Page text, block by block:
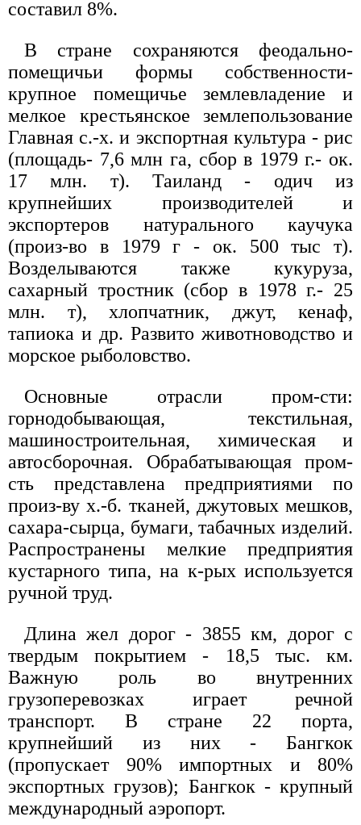
составил 8%.
В стране сохраняются феодально-
помещичьи формы собственности-
крупное помещичье землевладение и
мелкое крестьянское землепользование
Главная с.-х. и экспортная культура - рис
(площадь- 7,6 млн га, сбор в 1979 г.- ок.
17 млн. т). Таиланд - одич из
крупнейших производителей и
экспортеров натурального каучука
(произ-во в 1979 г - ок. 500 тыс т).
Возделываются также кукуруза,
сахарный тростник (сбор в 1978 г.- 25
млн. т), хлопчатник, джут, кенаф,
тапиока и др. Развито животноводство и
морское рыболовство.
Основные отрасли пром-сти:
горнодобывающая, текстильная,
машиностроительная, химическая и
автосборочная. Обрабатывающая пром-
сть представлена предприятиями по
произ-ву х.-б. тканей, джутовых мешков,
сахара-сырца, бумаги, табачных изделий.
Распространены мелкие предприятия
кустарного типа, на к-рых используется
ручной труд.
Длина жел дорог - 3855 км, дорог с
твердым покрытием - 18,5 тыс. км.
Важную роль во внутренних
грузоперевозках играет речной
транспорт. В стране 22 порта,
крупнейший из них - Бангкок
(пропускает 90% импортных и 80%
экспортных грузов); Бангкок - крупный
международный аэропорт.